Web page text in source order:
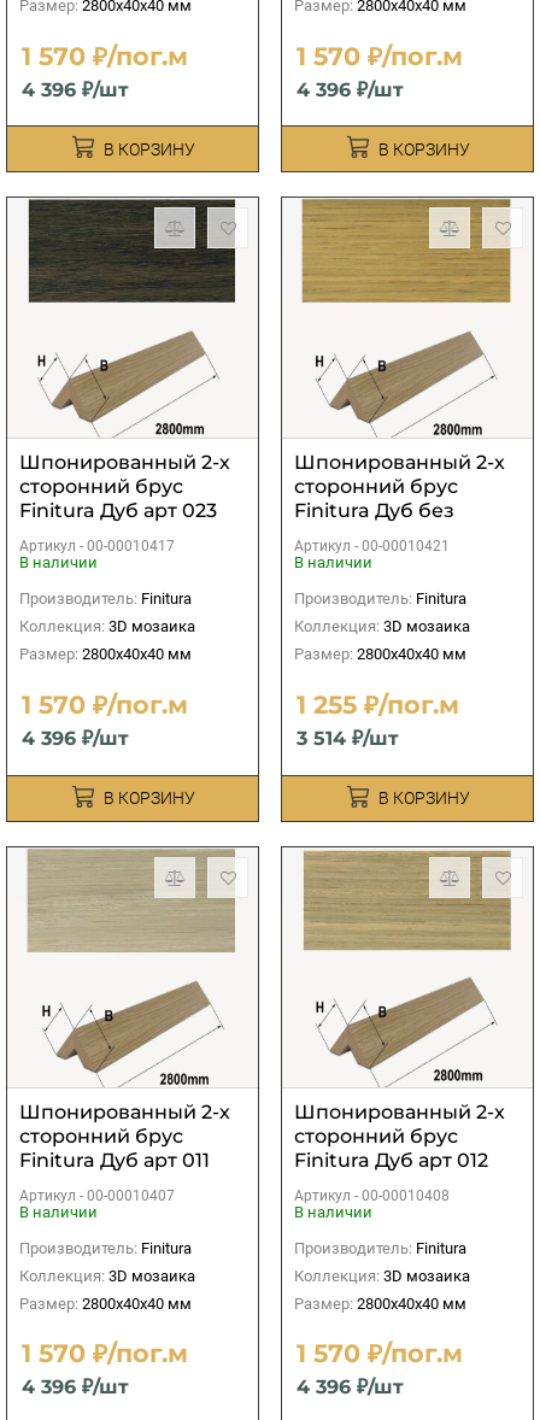
Размер: 2800х40х40 мм
1 570 ₽/пог.м
4 396 ₽/шт
В КОРЗИНУ
Размер: 2800х40х40 мм
1 570 ₽/пог.м
4 396 ₽/шт
В КОРЗИНУ
Шпонированный 2-х
сторонний брус
Finitura Дуб арт 023
40х40х2800 мм
Артикул - 00-00010417
В наличии
Производитель: Finitura
Коллекция: 3D мозаика
Размер: 2800х40х40 мм
1 570 ₽/пог.м
4 396 ₽/шт
В КОРЗИНУ
Шпонированный 2-х
сторонний брус
Finitura Дуб без
покрытия
40х40х2800 мм
Артикул - 00-00010421
В наличии
Производитель: Finitura
Коллекция: 3D мозаика
Размер: 2800х40х40 мм
1 255 ₽/пог.м
3 514 ₽/шт
В КОРЗИНУ
Шпонированный 2-х
сторонний брус
Finitura Дуб арт 011
Артикул - 00-00010407
В наличии
Производитель: Finitura
Коллекция: 3D мозаика
Размер: 2800х40х40 мм
1 570 ₽/пог.м
4 396 ₽/шт
Шпонированный 2-х
сторонний брус
Finitura Дуб арт 012
Артикул - 00-00010408
В наличии
Производитель: Finitura
Коллекция: 3D мозаика
Размер: 2800х40х40 мм
1 570 ₽/пог.м
4 396 ₽/шт